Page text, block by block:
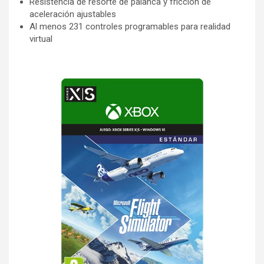
aceleración ajustables
Al menos 231 controles programables para realidad
virtual